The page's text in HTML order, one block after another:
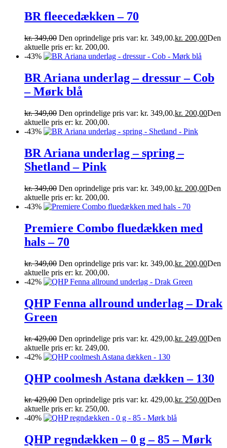
BR fleecedækken – 70
kr.349,00 Den oprindelige pris var: kr. 349,00.kr. 200,00Den
aktuelle pris er: kr. 200,00.
-43%
BR Ariana underlag – dressur – Cob
– Mørk blå
kr.349,00 Den oprindelige pris var: kr. 349,00.kr. 200,00Den
aktuelle pris er: kr. 200,00.
-43%
BR Ariana underlag – spring –
Shetland – Pink
kr.349,00 Den oprindelige pris var: kr. 349,00.kr. 200,00Den
aktuelle pris er: kr. 200,00.
-43%
Premiere Combo fluedækken med
hals – 70
kr.349,00 Den oprindelige pris var: kr. 349,00.kr. 200,00Den
aktuelle pris er: kr. 200,00.
-42%
QHP Fenna allround underlag – Drak
Green
kr.429,00 Den oprindelige pris var: kr. 429,00.kr. 249,00Den
aktuelle pris er: kr. 249,00.
-42%
QHP coolmesh Astana dækken – 130
kr.429,00 Den oprindelige pris var: kr. 429,00.kr. 250,00Den
aktuelle pris er: kr. 250,00.
-40%
QHP regndækken – 0 g – 85 – Mørk